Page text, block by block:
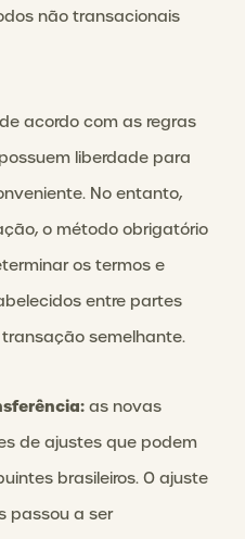
não transacionais
de acordo com as regras
liberdade para
No entanto,
o método obrigatório
os termos e
entre partes
semelhante.
as novas
de ajustes que podem
brasileiros. O ajuste
passou a ser